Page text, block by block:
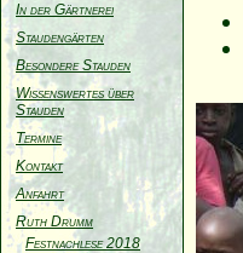
In der Gärtnerei
Staudengärten
Besondere Stauden
Wissenswertes über
Stauden
Termine
Kontakt
Anfahrt
Ruth Drumm
Festnachlese 2018